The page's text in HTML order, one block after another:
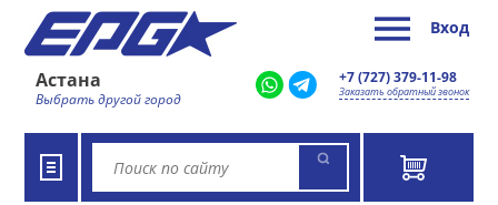
Вход
Астана
Выбрать другой город
+7 (727) 379-11-98
Заказать обратный звонок